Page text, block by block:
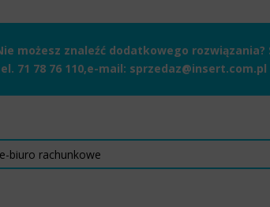
możesz znaleźć dodatkowego
71 78 76 110,e-mail: sprzedaz@insert.com.pl